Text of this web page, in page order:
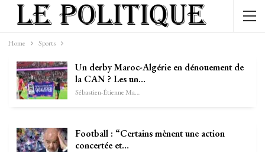
Home Sports
Un derby Maroc-Algérie en dénouement de
la CAN ? Les un…
Sébastien-Étienne Marechal
Football : “Certains mènent une action
concertée et…